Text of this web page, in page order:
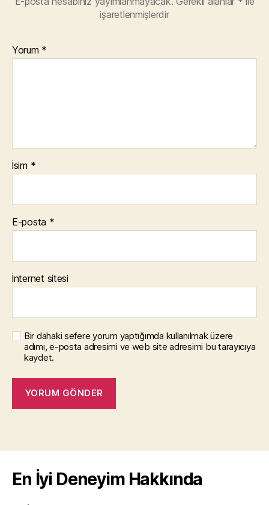
işaretlenmişlerdir
Yorum *
İsim *
E-posta *
İnternet sitesi
Bir dahaki sefere yorum yaptığımda kullanılmak üzere
adımı, e-posta adresimi ve web site adresimi bu tarayıcıya
kaydet.
En İyi Deneyim Hakkında